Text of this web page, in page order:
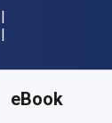
eBook